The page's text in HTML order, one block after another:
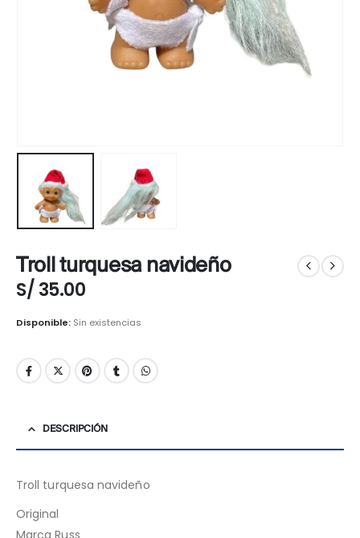
Troll turquesa navideño
S/ 35.00
Disponible: Sin existencias
DESCRIPCIÓN
Troll turquesa navideño
Original
Marca Russ